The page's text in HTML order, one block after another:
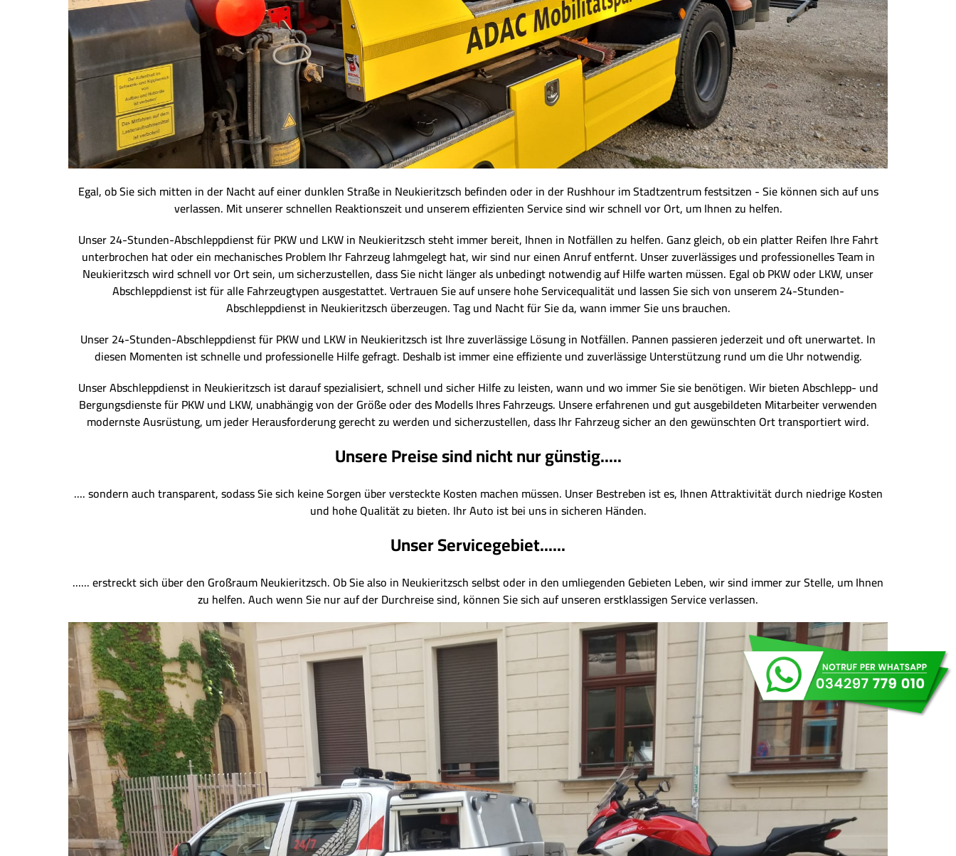
Egal, ob Sie sich mitten in der Nacht auf einer dunklen Straße in Neukieritzsch befinden oder in der Rushhour im Stadtzentrum festsitzen - Sie können sich auf uns
verlassen. Mit unserer schnellen Reaktionszeit und unserem effizienten Service sind wir schnell vor Ort, um Ihnen zu helfen.
Unser 24-Stunden-Abschleppdienst für PKW und LKW in Neukieritzsch steht immer bereit, Ihnen in Notfällen zu helfen. Ganz gleich, ob ein platter Reifen Ihre Fahrt
unterbrochen hat oder ein mechanisches Problem Ihr Fahrzeug lahmgelegt hat, wir sind nur einen Anruf entfernt. Unser zuverlässiges und professionelles Team in
Neukieritzsch wird schnell vor Ort sein, um sicherzustellen, dass Sie nicht länger als unbedingt notwendig auf Hilfe warten müssen. Egal ob PKW oder LKW, unser
Abschleppdienst ist für alle Fahrzeugtypen ausgestattet. Vertrauen Sie auf unsere hohe Servicequalität und lassen Sie sich von unserem 24-Stunden-
Abschleppdienst in Neukieritzsch überzeugen. Tag und Nacht für Sie da, wann immer Sie uns brauchen.
Unser 24-Stunden-Abschleppdienst für PKW und LKW in Neukieritzsch ist Ihre zuverlässige Lösung in Notfällen. Pannen passieren jederzeit und oft unerwartet. In
diesen Momenten ist schnelle und professionelle Hilfe gefragt. Deshalb ist immer eine effiziente und zuverlässige Unterstützung rund um die Uhr notwendig.
Unser Abschleppdienst in Neukieritzsch ist darauf spezialisiert, schnell und sicher Hilfe zu leisten, wann und wo immer Sie sie benötigen. Wir bieten Abschlepp- und
Bergungsdienste für PKW und LKW, unabhängig von der Größe oder des Modells Ihres Fahrzeugs. Unsere erfahrenen und gut ausgebildeten Mitarbeiter verwenden
modernste Ausrüstung, um jeder Herausforderung gerecht zu werden und sicherzustellen, dass Ihr Fahrzeug sicher an den gewünschten Ort transportiert wird.
Unsere Preise sind nicht nur günstig.....
.... sondern auch transparent, sodass Sie sich keine Sorgen über versteckte Kosten machen müssen. Unser Bestreben ist es, Ihnen Attraktivität durch niedrige Kosten
und hohe Qualität zu bieten. Ihr Auto ist bei uns in sicheren Händen.
Unser Servicegebiet......
...... erstreckt sich über den Großraum Neukieritzsch. Ob Sie also in Neukieritzsch selbst oder in den umliegenden Gebieten Leben, wir sind immer zur Stelle, um Ihnen
zu helfen. Auch wenn Sie nur auf der Durchreise sind, können Sie sich auf unseren erstklassigen Service verlassen.